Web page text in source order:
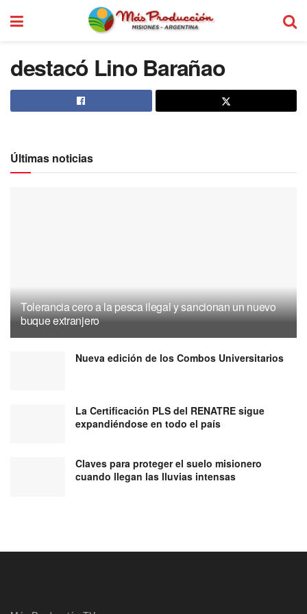
destacó Lino Barañao
Últimas noticias
Tolerancia cero a la pesca ilegal y sancionan un nuevo
buque extranjero
Nueva edición de los Combos Universitarios
La Certificación PLS del RENATRE sigue
expandiéndose en todo el país
Claves para proteger el suelo misionero
cuando llegan las lluvias intensas